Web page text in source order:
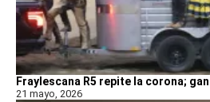
Fraylescana R5 repite la corona;
21 mayo, 2026